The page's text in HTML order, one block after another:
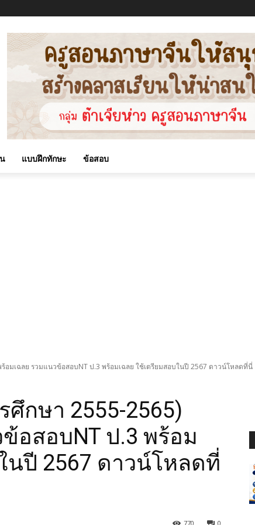
แบบฝึกทักษะ ข้อสอบ
อมเฉลย รวมแนวข้อสอบNT ป.3 พร้อมเฉลย ใช้เตรียมสอบในปี 2567 ดาวน์โหลดที่นี่
กษา 2555-2565)
อสอบNT ป.3 พร้อม
นปี 2567 ดาวน์โหลดที่
0
770